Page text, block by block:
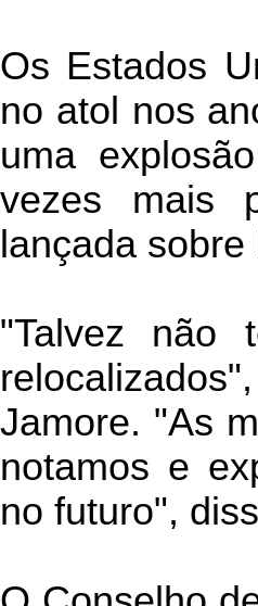
Os Estados
no atol nos
uma
vezes mais
lançada
"Talvez não
Jamore. "As
notamos e
no futuro",